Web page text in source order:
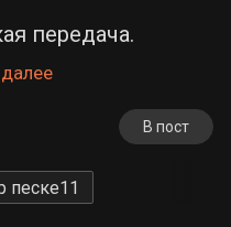
передача.
В пост
песке11